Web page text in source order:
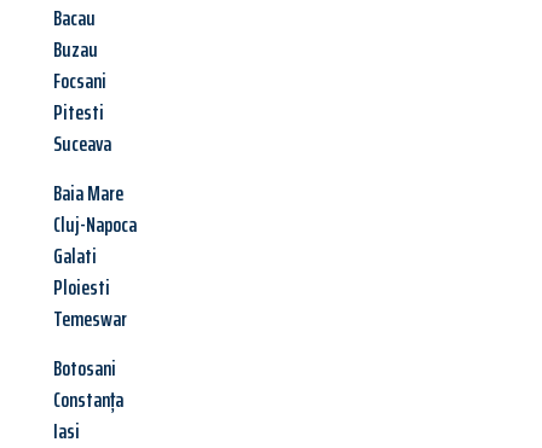
Bacau
Buzau
Focsani
Pitesti
Suceava
Baia Mare
Cluj-Napoca
Galati
Ploiesti
Temeswar
Botosani
Constanța
Iasi